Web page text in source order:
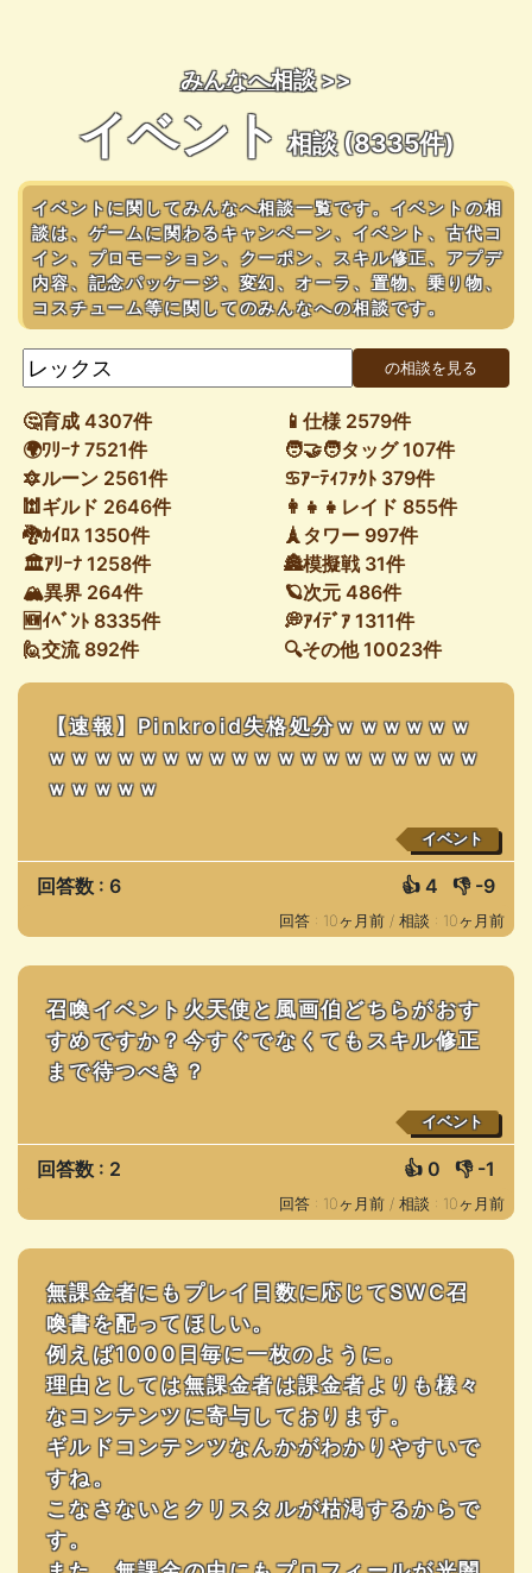
みんなへ相談>>
イベント 相談 (8335件)
イベントに関してみんなへ相談一覧です。イベントの相
談は、ゲームに関わるキャンペーン、イベント、古代コ
イン、プロモーション、クーポン、スキル修正、アプデ
内容、記念パッケージ、変幻、オーラ、置物、乗り物、
コスチューム等に関してのみんなへの相談です。
🤔育成 4307件
📱仕様 2579件
🌍ﾜﾘｰﾅ 7521件
🧑‍🤝‍🧑タッグ 107件
🔯ルーン 2561件
♋ｱｰﾃｨﾌｧｸﾄ 379件
🕍ギルド 2646件
👩‍👧‍👧レイド 855件
🐉ｶｲﾛｽ 1350件
🗼タワー 997件
🏛ｱﾘｰﾅ 1258件
🏯模擬戦 31件
🏔異界 264件
🪐次元 486件
🆕ｲﾍﾞﾝﾄ 8335件
💭ｱｲﾃﾞｱ 1311件
🙋交流 892件
🔍その他 10023件
【速報】Pinkroid失格処分ｗｗｗｗｗｗ
ｗｗｗｗｗｗｗｗｗｗｗｗｗｗｗｗｗｗｗ
ｗｗｗｗｗ
イベント
回答数 : 6 👍 4 👎 -9
回答 : 10ヶ月前 / 相談 : 10ヶ月前
召喚イベント火天使と風画伯どちらがおす
すめですか？今すぐでなくてもスキル修正
まで待つべき？
イベント
回答数 : 2 👍 0 👎 -1
回答 : 10ヶ月前 / 相談 : 10ヶ月前
無課金者にもプレイ日数に応じてSWC召
喚書を配ってほしい。
例えば1000日毎に一枚のように。
理由としては無課金者は課金者よりも様々
なコンテンツに寄与しております。
ギルドコンテンツなんかがわかりやすいで
すね。
こなさないとクリスタルが枯渇するからで
す。